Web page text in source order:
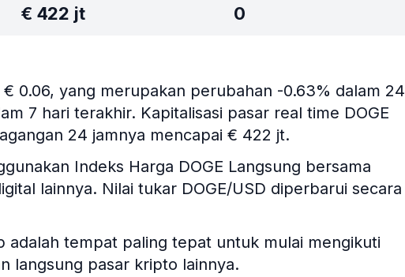
€ 422 jt 0
€ 0.06, yang merupakan perubahan -0.63% dalam 24
7 hari terakhir. Kapitalisasi pasar real time DOGE
24 jamnya mencapai € 422 jt.
Indeks Harga DOGE Langsung bersama
lainnya. Nilai tukar DOGE/USD diperbarui secara
adalah tempat paling tepat untuk mulai mengikuti
langsung pasar kripto lainnya.